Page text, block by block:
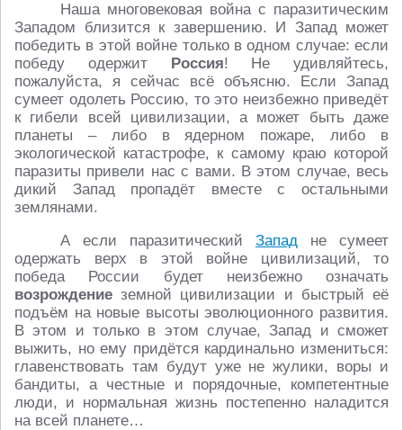
Наша многовековая война с паразитическим
Западом близится к завершению. И Запад может
победить в этой войне только в одном случае: если
победу одержит Россия! Не удивляйтесь,
пожалуйста, я сейчас всё объясню. Если Запад
сумеет одолеть Россию, то это неизбежно приведёт
к гибели всей цивилизации, а может быть даже
планеты – либо в ядерном пожаре, либо в
экологической катастрофе, к самому краю которой
паразиты привели нас с вами. В этом случае, весь
дикий Запад пропадёт вместе с остальными
землянами.
А если паразитический Запад не сумеет
одержать верх в этой войне цивилизаций, то
победа России будет неизбежно означать
возрождение земной цивилизации и быстрый её
подъём на новые высоты эволюционного развития.
В этом и только в этом случае, Запад и сможет
выжить, но ему придётся кардинально измениться:
главенствовать там будут уже не жулики, воры и
бандиты, а честные и порядочные, компетентные
люди, и нормальная жизнь постепенно наладится
на всей планете…